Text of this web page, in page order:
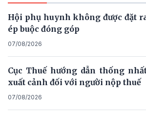
Hội phụ huynh không được đặt
ép buộc đóng góp
07/08/2026
Cục Thuế hướng dẫn thống
xuất cảnh đối với người nộp thuế
07/08/2026